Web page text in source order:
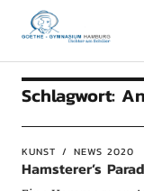
Goethe-
Schlagwort:
KUNST NEWS 2020
Hamsterer’s